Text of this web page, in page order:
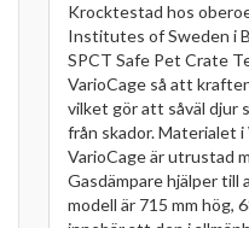
Krocktestad hos
Institutes of Sweden i
SPCT Safe Pet Crate
VarioCage så att
vilket gör att såväl djur
från skador. Materialet
VarioCage är utrustad
Gasdämpare hjälper till
modell är 715 mm hög,